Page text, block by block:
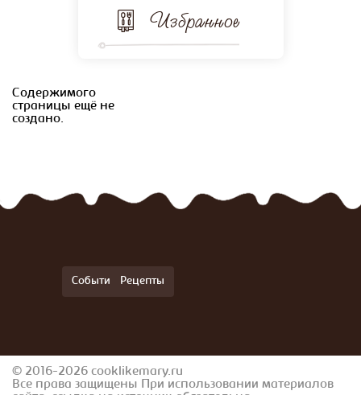
Избранное
Содержимого
страницы ещё не
создано.
События Рецепты
© 2016-2026 cooklikemary.ru
Все права защищены При использовании материалов